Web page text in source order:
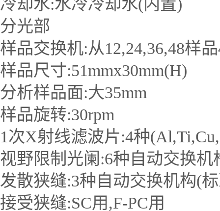
冷却水:水冷冷却水(内置)
分光部
样品交换机:从12,24,36,48样
样品尺寸:51mmx30mm(H)
分析样品面:大35mm
样品旋转:30rpm
1次X射线滤波片:4种
视野限制光阑:6种自动交换机
发散狭缝:3种自动交换机构(
接受狭缝:SC用,F-PC用